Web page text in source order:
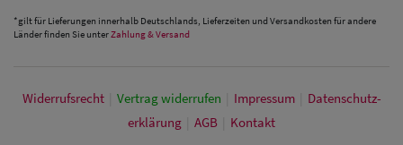
Sale: Caps
mit
*gilt für Lieferungen innerhalb Deutschlands, Lieferzeiten und Versandkosten für andere
Länder finden Sie unterZahlung & Versand
Widerrufs­recht Vertrag widerrufen Impressum
Daten­schutz­
erklärung
AGB Kontakt